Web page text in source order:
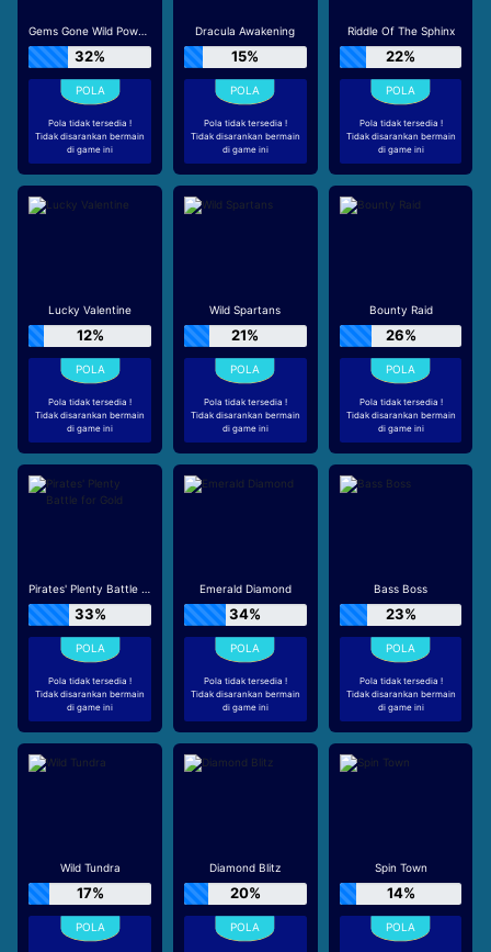
Gems Gone Wild Power Reels
32%
Pola tidak tersedia !
Tidak disarankan bermain
di game ini
Dracula Awakening
15%
Pola tidak tersedia !
Tidak disarankan bermain
di game ini
Riddle Of The Sphinx
22%
Pola tidak tersedia !
Tidak disarankan bermain
di game ini
Lucky Valentine
12%
Pola tidak tersedia !
Tidak disarankan bermain
di game ini
Wild Spartans
21%
Pola tidak tersedia !
Tidak disarankan bermain
di game ini
Bounty Raid
26%
Pola tidak tersedia !
Tidak disarankan bermain
di game ini
Pirates' Plenty Battle for Gold
33%
Pola tidak tersedia !
Tidak disarankan bermain
di game ini
Emerald Diamond
34%
Pola tidak tersedia !
Tidak disarankan bermain
di game ini
Bass Boss
23%
Pola tidak tersedia !
Tidak disarankan bermain
di game ini
Wild Tundra
17%
Diamond Blitz
20%
Spin Town
14%